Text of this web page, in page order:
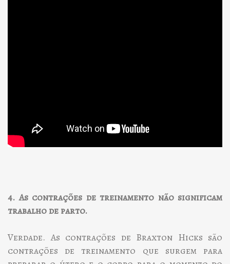
4. As contrações de treinamento não significam
trabalho de parto.
Verdade. As contrações de Braxton Hicks são
contrações de treinamento que surgem para